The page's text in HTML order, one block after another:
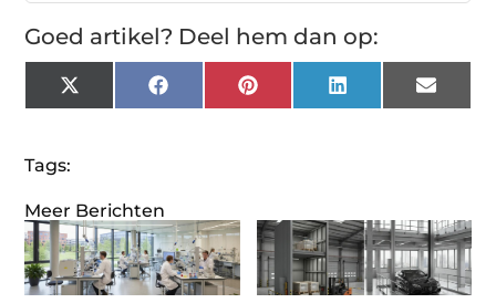
Meer Berichten
Goed artikel? Deel hem dan op:
X
(Twitter)
Facebook Pinterest LinkedIn Email
Tags: